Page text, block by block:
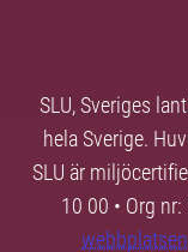
SLU, Sveriges
hela Sverige.
SLU är
10 00 • Org
webbplatsen